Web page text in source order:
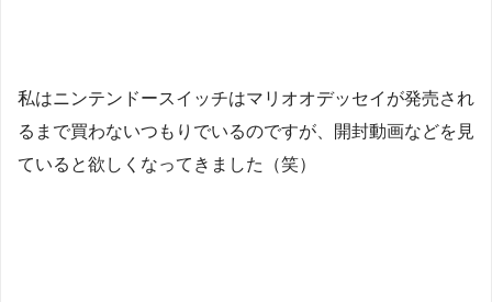
私はニンテンドースイッチはマリオオデッセイが発売され
るまで買わないつもりでいるのですが、開封動画などを見
ていると欲しくなってきました（笑）